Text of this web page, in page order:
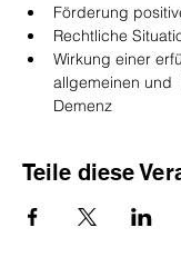
Förderung
Rechtliche
Wirkung einer
allgemeinen und
Demenz
Teile diese